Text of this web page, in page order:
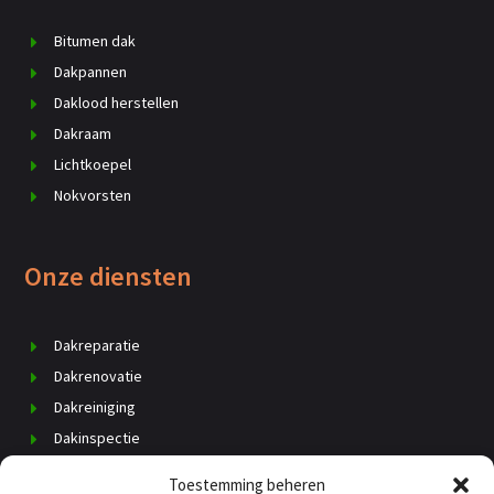
Toestemming beheren
Bitumen dak
Dakpannen
Daklood herstellen
Dakraam
Lichtkoepel
Nokvorsten
Onze diensten
Dakreparatie
Dakrenovatie
Dakreiniging
Dakinspectie